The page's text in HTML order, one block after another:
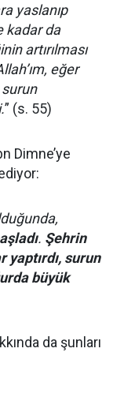
yaslanıp
kadar da
artırılması
eğer
” (s. 55)
Dimne’ye
. Şehrin
surun
büyük
da şunları